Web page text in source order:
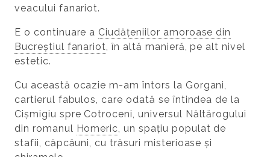
veacului fanariot.
E o continuare a Ciudățeniilor amoroase din
Bucreștiul fanariot , în altă manieră, pe alt nivel
estetic.
Cu această ocazie m-am întors la Gorgani,
cartierul fabulos, care odată se întindea de la
Cișmigiu spre Cotroceni, universul Năltărogului
din romanul Homeric , un spațiu populat de
stafii, căpcăuni, cu trăsuri misterioase și